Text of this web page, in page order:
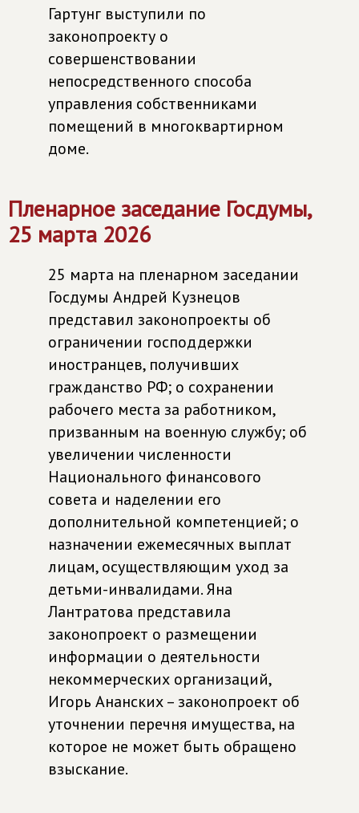
Гартунг выступили по
законопроекту о
совершенствовании
непосредственного способа
управления собственниками
помещений в многоквартирном
доме.
Пленарное заседание Госдумы,
25 марта 2026
25 марта на пленарном заседании
Госдумы Андрей Кузнецов
представил законопроекты об
ограничении господдержки
иностранцев, получивших
гражданство РФ; о сохранении
рабочего места за работником,
призванным на военную службу; об
увеличении численности
Национального финансового
совета и наделении его
дополнительной компетенцией; о
назначении ежемесячных выплат
лицам, осуществляющим уход за
детьми-инвалидами. Яна
Лантратова представила
законопроект о размещении
информации о деятельности
некоммерческих организаций,
Игорь Ананских – законопроект об
уточнении перечня имущества, на
которое не может быть обращено
взыскание.